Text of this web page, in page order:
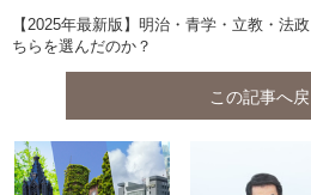
【2025年最新版】明治・青学・立教・法
ちらを選んだのか？
この記事へ戻